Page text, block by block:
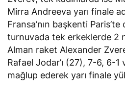
Mirra Andreeva yarı finale
Fransa’nın başkenti
turnuvada tek erkeklerde 2
Alman raket Alexander
Rafael Jodar’ı (27), 7-6, 6-
mağlup ederek yarı finale